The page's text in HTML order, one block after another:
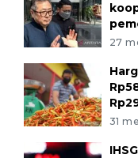
27
31